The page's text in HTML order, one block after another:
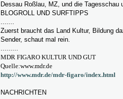
Dessau Roßlau, MZ, und die Tagesschau
BLOGROLL UND SURFTIPPS
.......
Zuerst braucht das Land Kultur, Bildung
Sender, schaut mal rein.
.........
MDR FIGARO KULTUR UND GUT
Quelle:www.mdr.de
http://www.mdr.de/mdr-figaro/index.html
NACHRICHTEN